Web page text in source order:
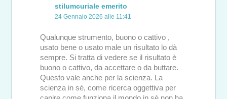
stilumcuriale emerito
24 Gennaio 2026 alle 11:41
Qualunque strumento, buono o cattivo ,
usato bene o usato male un risultato lo dà
sempre. Si tratta di vedere se il risultato è
buono o cattivo, da accettare o da buttare.
Questo vale anche per la scienza. La
scienza in sè, come ricerca oggettiva per